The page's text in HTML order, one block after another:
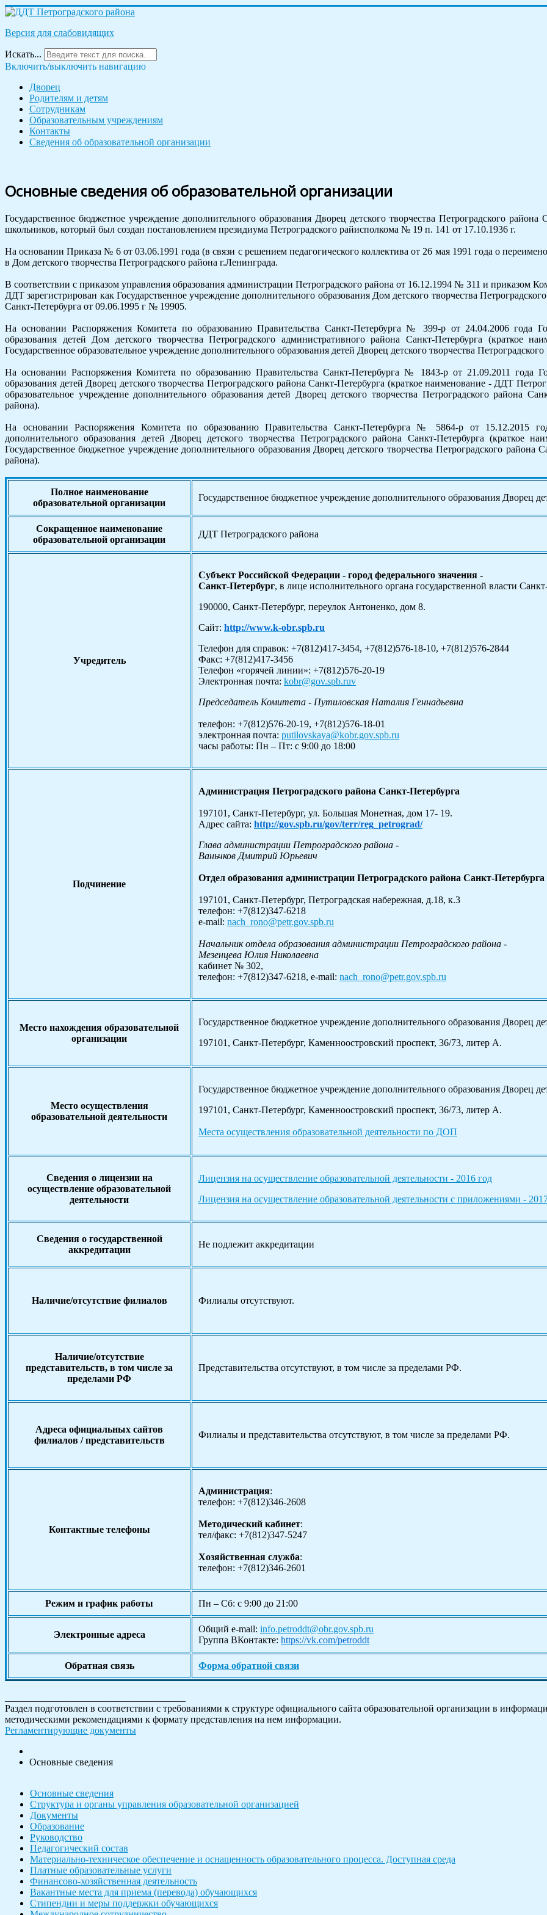
Версия для слабовидящих
Искать...
Включить/выключить навигацию
Дворец
Родителям и детям
Сотрудникам
Образовательным учреждениям
Контакты
Сведения об образовательной организации
Основные сведения об образовательной организации
Государственное бюджетное учреждение дополнительного образования Дворец детского творчества Петроградского
школьников, который был создан постановлением президиума Петроградского райисполкома № 19 п. 141 от 17.10.1936 г.
На основании Приказа № 6 от 03.06.1991 года (в связи с решением педагогического коллектива от 26 мая 1991 года о
в Дом детского творчества Петроградского района г.Ленинграда.
В соответствии с приказом управления образования администрации Петроградского района от 16.12.1994 № 311 и приказом
ДДТ зарегистрирован как Государственное учреждение дополнительного образования Дом детского творчества
Санкт-Петербурга от 09.06.1995 г № 19905.
На основании Распоряжения Комитета по образованию Правительства Санкт-Петербурга № 399-р от 24.04.2006 года
образования детей Дом детского творчества Петроградского административного района Санкт-Петербурга (краткое
Государственное образовательное учреждение дополнительного образования детей Дворец детского творчества
На основании Распоряжения Комитета по образованию Правительства Санкт-Петербурга № 1843-р от 21.09.2011 года
образования детей Дворец детского творчества Петроградского района Санкт-Петербурга (краткое наименование - ДДТ
образовательное учреждение дополнительного образования детей Дворец детского творчества Петроградского района
района).
На основании Распоряжения Комитета по образованию Правительства Санкт-Петербурга № 5864-р от 15.12.2015
дополнительного образования детей Дворец детского творчества Петроградского района Санкт-Петербурга (краткое
Государственное бюджетное учреждение дополнительного образования Дворец детского творчества Петроградского
района).
Полное наименование
образовательной организации
Государственное бюджетное учреждение дополнительного образования Дворец
Сокращенное наименование
образовательной организации
ДДТ Петроградского района
Учредитель
Субъект Российской Федерации - город федерального значения -
Санкт-Петербург, в лице исполнительного органа государственной власти
190000, Санкт-Петербург, переулок Антоненко, дом 8.
Сайт: http://www.k-obr.spb.ru
Телефон для справок: +7(812)417-3454, +7(812)576-18-10, +7(812)576-2844
Факс: +7(812)417-3456
Телефон «горячей линии»: +7(812)576-20-19
Электронная почта: kobr@gov.spb.ruv
Председатель Комитета - Путиловская Наталия Геннадьевна
телефон: +7(812)576-20-19, +7(812)576-18-01
электронная почта: putilovskaya@kobr.gov.spb.ru
часы работы: Пн – Пт: с 9:00 до 18:00
Подчинение
Администрация Петроградского района Санкт-Петербурга
197101, Санкт-Петербург, ул. Большая Монетная, дом 17- 19.
Адрес сайта: http://gov.spb.ru/gov/terr/reg_petrograd/
Глава администрации Петроградского района -
Ваньчков Дмитрий Юрьевич
Отдел образования администрации Петроградского района Санкт-Петербурга
197101, Санкт-Петербург, Петроградская набережная, д.18, к.3
телефон: +7(812)347-6218
e-mail: nach_rono@petr.gov.spb.ru
Начальник отдела образования администрации Петроградского района -
Мезенцева Юлия Николаевна
кабинет № 302,
телефон: +7(812)347-6218, e-mail: nach_rono@petr.gov.spb.ru
Место нахождения образовательной
организации
Государственное бюджетное учреждение дополнительного образования Дворец
197101, Санкт-Петербург, Каменноостровский проспект, 36/73, литер А.
Место осуществления
образовательной деятельности
Государственное бюджетное учреждение дополнительного образования Дворец
197101, Санкт-Петербург, Каменноостровский проспект, 36/73, литер А.
Места осуществления образовательной деятельности по ДОП
Сведения о лицензии на
осуществление образовательной
деятельности
Лицензия на осуществление образовательной деятельности - 2016 год
Лицензия на осуществление образовательной деятельности с приложениями -
Сведения о государственной
аккредитации
Не подлежит аккредитации
Наличие/отсутствие филиалов Филиалы отсутствуют.
Наличие/отсутствие
представительств, в том числе за
пределами РФ
Представительства отсутствуют, в том числе за пределами РФ.
Адреса официальных сайтов
филиалов / представительств
Филиалы и представительства отсутствуют, в том числе за пределами РФ.
Контактные телефоны
Администрация:
телефон: +7(812)346-2608
Методический кабинет:
тел/факс: +7(812)347-5247
Хозяйственная служба:
телефон: +7(812)346-2601
Режим и график работы Пн – Сб: с 9:00 до 21:00
Электронные адреса
Общий e-mail: info.petroddt@obr.gov.spb.ru
Группа ВКонтакте: https://vk.com/petroddt
Обратная связь Форма обратной связи
Раздел подготовлен в соответствии с требованиями к структуре официального сайта образовательной организации в
методическими рекомендациями к формату представления на нем информации.
Регламентирующие документы
Основные сведения
Основные сведения
Структура и органы управления образовательной организацией
Документы
Образование
Руководство
Педагогический состав
Материально-техническое обеспечение и оснащенность образовательного процесса. Доступная среда
Платные образовательные услуги
Финансово-хозяйственная деятельность
Вакантные места для приема (перевода) обучающихся
Стипендии и меры поддержки обучающихся